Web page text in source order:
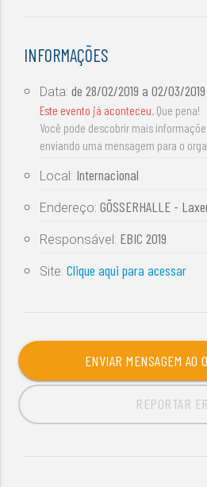
INFORMAÇÕES
Data:de 28/02/2019 a02/03/2019
Este evento já aconteceu. Que pena!
Você pode descobrir mais
enviando uma mensagem para o
Local: Internacional
Endereço:GÖSSERHALLE -
Responsável: EBIC 2019
Site:Clique aqui para acessar
ENVIAR MENSAGEM AO
REPORTAR